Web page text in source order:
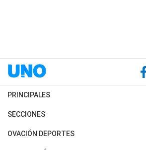
PRINCIPALES
Últimas Noticias
Política
SECCIONES
Horóscopo
OVACIÓN DEPORTES